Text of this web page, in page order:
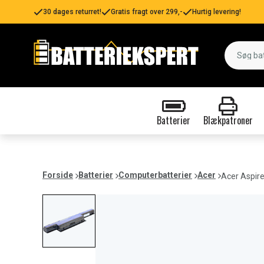
30 dages returret! Gratis fragt over 299,- Hurtig levering!
Batterier Blækpatroner
Forside Batterier Computerbatterier Acer Acer